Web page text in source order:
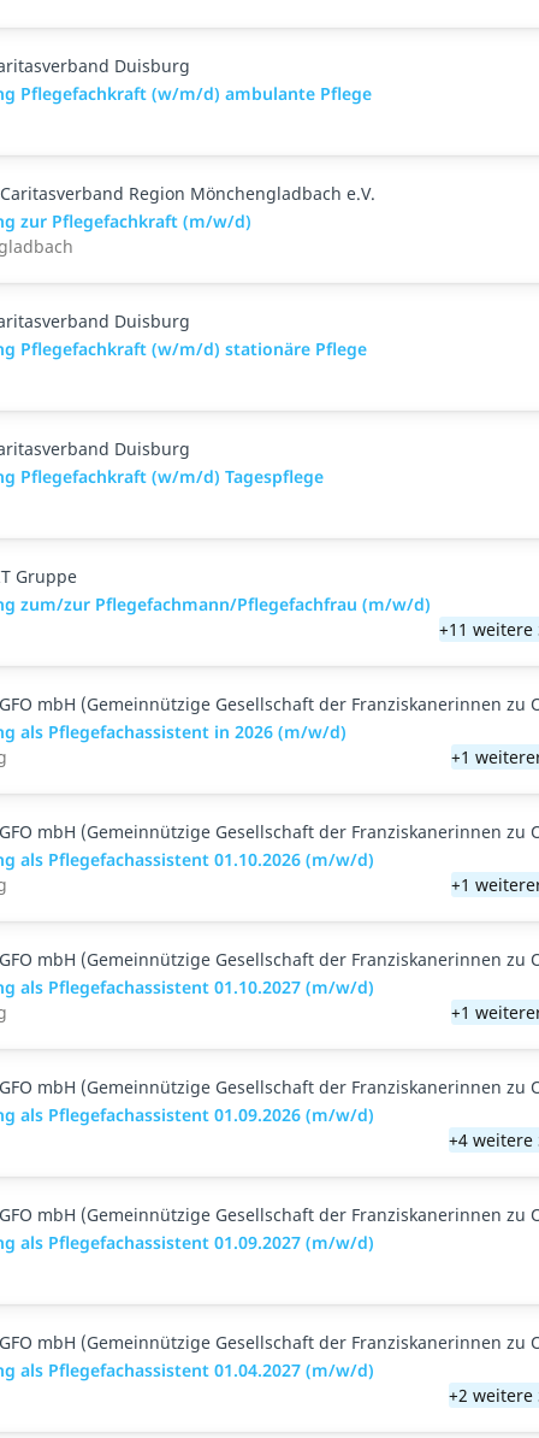
Duisburg
Pflegefachkraft (w/m/d) ambulante Pflege
Caritasverband Region Mönchengladbach e.V.
zur Pflegefachkraft (m/w/d)
Duisburg
Pflegefachkraft (w/m/d) stationäre Pflege
Duisburg
Pflegefachkraft (w/m/d) Tagespflege
Gruppe
zum/zur Pflegefachmann/Pflegefachfrau (m/w/d)
+11 weitere
GFO mbH (Gemeinnützige Gesellschaft der Franziskanerinnen zu
als Pflegefachassistent in 2026 (m/w/d)
+1
GFO mbH (Gemeinnützige Gesellschaft der Franziskanerinnen zu
als Pflegefachassistent 01.10.2026 (m/w/d)
+1
GFO mbH (Gemeinnützige Gesellschaft der Franziskanerinnen zu
als Pflegefachassistent 01.10.2027 (m/w/d)
+1
GFO mbH (Gemeinnützige Gesellschaft der Franziskanerinnen zu
als Pflegefachassistent 01.09.2026 (m/w/d)
+4 weitere
GFO mbH (Gemeinnützige Gesellschaft der Franziskanerinnen zu
als Pflegefachassistent 01.09.2027 (m/w/d)
GFO mbH (Gemeinnützige Gesellschaft der Franziskanerinnen zu
als Pflegefachassistent 01.04.2027 (m/w/d)
+2 weitere